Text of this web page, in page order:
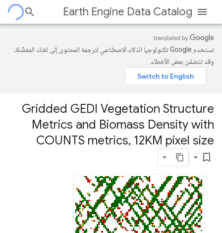
Earth Engine Data Catalog
تستخدم Google تكنولوجيا الذكاء الاصطناعي لترجمة المحتوى إلى لغتك المفضّلة،
وقد تتضمّن بعض الأخطاء.
Gridded GEDI Vegetation Structure
Metrics and Biomass Density with
COUNTS metrics, 12KM pixel size
bookmark_border